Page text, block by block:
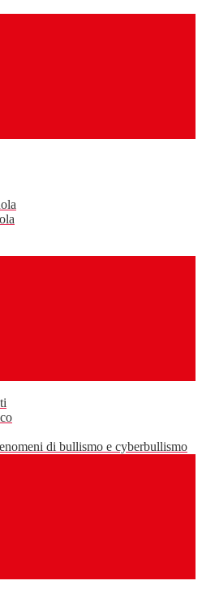
di bullismo e cyberbullismo